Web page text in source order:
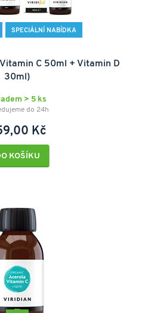
SPECIÁLNÍ NABÍDKA
C 50ml + Vitamin D
30ml)
> 5 ks
do 24h
Kč
KOŠÍKU